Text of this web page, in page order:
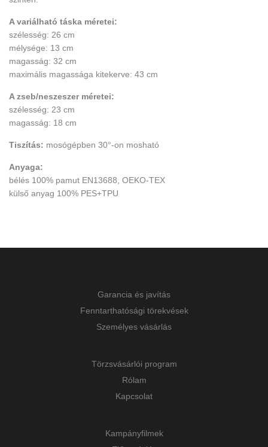
A variálható táska méretei:
szélesség: 26 cm
mélysége: 13 cm
magasság: 32 cm
maximális magassága kitekerve: 43 cm
A zseb/neszeszer méretei:
szélesség: 23 cm
magasság: 18 cm
Tiszítás: mosógépben 30°-on mosható
Anyaga:
bélés 100% pamut EN13688, OEKO-TEX
külső anyag 100% PES+TPU
Garancia és javítás
Fenntarthatósági törekvések
Személyes vásárlás
Törzsvásárlói program
Rólam
Kapcsolat
Kampányfilmek